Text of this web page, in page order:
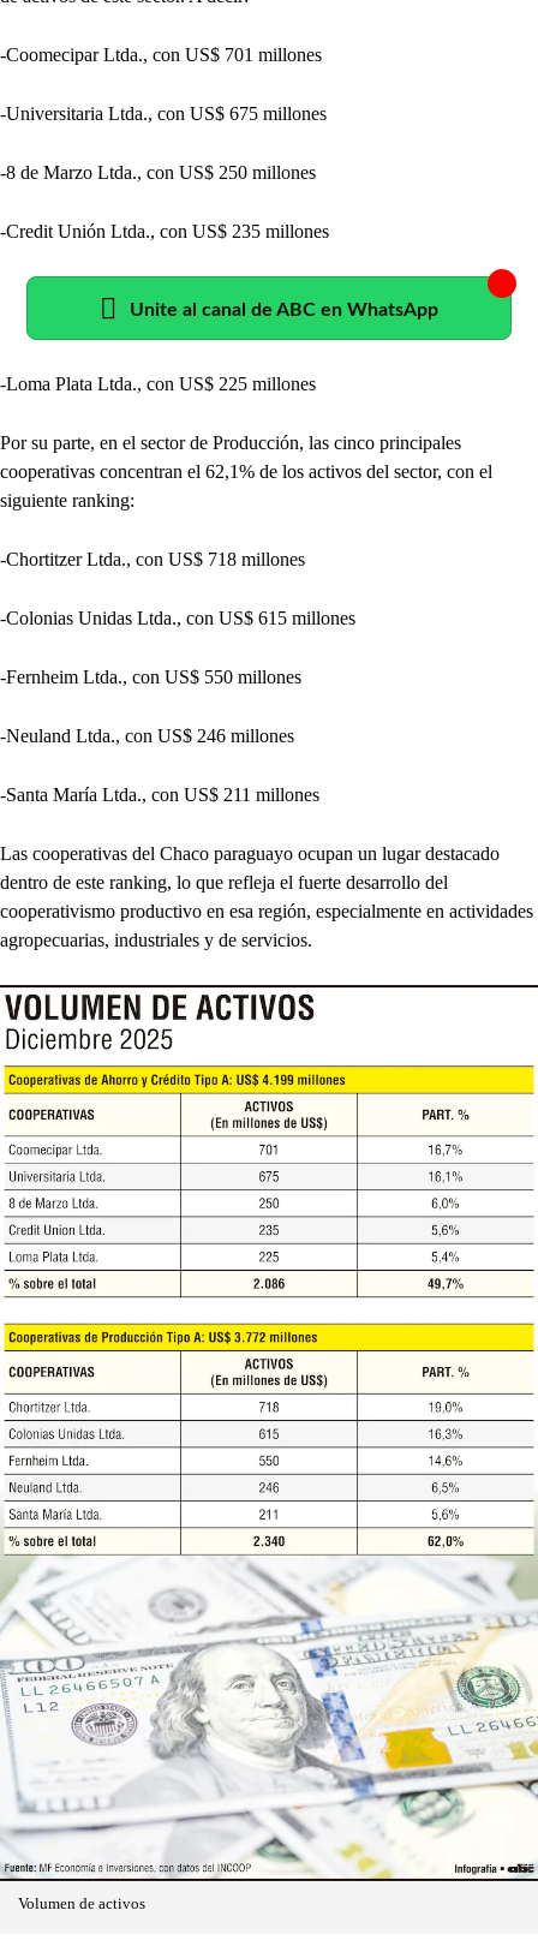
-Coomecipar Ltda., con US$ 701 millones
-Universitaria Ltda., con US$ 675 millones
-8 de Marzo Ltda., con US$ 250 millones
-Credit Unión Ltda., con US$ 235 millones
Unite al canal de ABC en WhatsApp
-Loma Plata Ltda., con US$ 225 millones
Por su parte, en el sector de Producción, las cinco principales
cooperativas concentran el 62,1% de los activos del sector, con el
siguiente ranking:
-Chortitzer Ltda., con US$ 718 millones
-Colonias Unidas Ltda., con US$ 615 millones
-Fernheim Ltda., con US$ 550 millones
-Neuland Ltda., con US$ 246 millones
-Santa María Ltda., con US$ 211 millones
Las cooperativas del Chaco paraguayo ocupan un lugar destacado
dentro de este ranking, lo que refleja el fuerte desarrollo del
cooperativismo productivo en esa región, especialmente en actividades
agropecuarias, industriales y de servicios.
Volumen de activos